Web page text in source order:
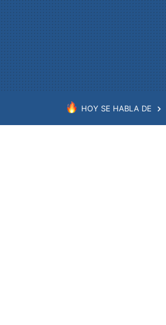
HOY SE HABLA DE